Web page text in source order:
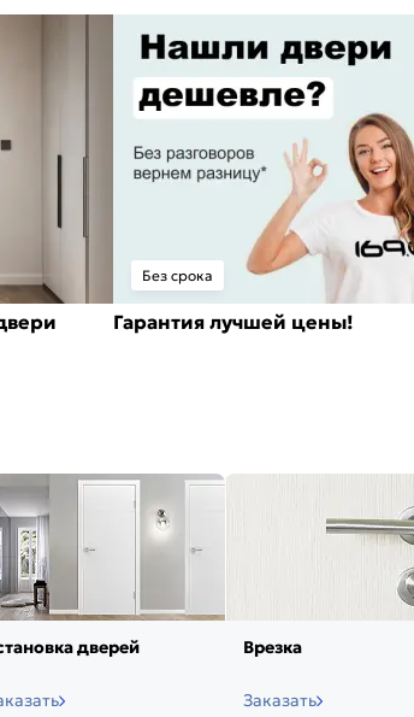
Без срока
Гарантия лучшей цены!
дверей Врезка
Заказать